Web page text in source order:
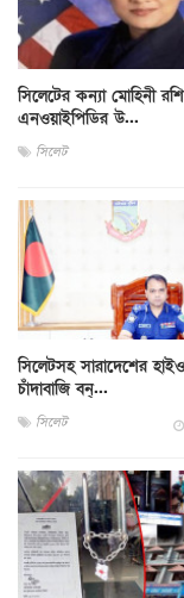
সিলেটের কন্যা মোহিনী
এনওয়াইপিডির উ...
সিলেট
সিলেটসহ সারাদেশের
চাঁদাবাজি বন্...
সিলেট